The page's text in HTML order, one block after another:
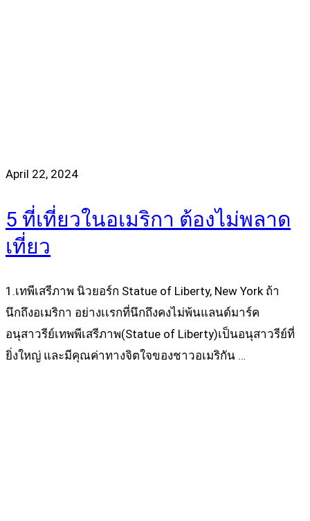
April 22, 2024
5 ที่เที่ยวในอเมริกา ต้องไม่พลาด
เที่ยว
1.เทพีเสรีภาพ นิวยอร์ก Statue of Liberty, New York ถ้า
นึกถึงอเมริกา อย่างเเรกที่นึกถึงคงไม่พ้นแลนด์มาร์ค
อนุสาวรีย์เทพพีเสรีภาพ(Statue of Liberty)เป็นอนุสาวรีย์ที่
ยิ่งใหญ่ และมีคุณค่าทางจิตใจของชาวอเมริกัน …